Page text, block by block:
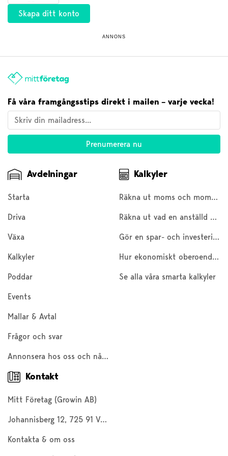
Skapa ditt konto
ANNONS
Få våra framgångsstips direkt i mailen – varje vecka!
Avdelningar
Starta
Driva
Växa
Kalkyler
Poddar
Events
Mallar & Avtal
Frågor och svar
Annonsera hos oss och nå 200 000 företagare och entreprenörer
Kalkyler
Räkna ut moms och moms baklänges
Räkna ut vad en anställd kostar
Gör en spar- och investeringskalkyl
Hur ekonomiskt oberoende är du?
Se alla våra smarta kalkyler
Kontakt
Mitt Företag (Growin AB)
Johannisberg 12, 725 91 Västerås
Kontakta & om oss